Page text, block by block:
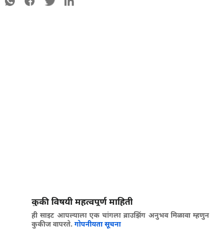
कुकी विषयी महत्वपूर्ण माहिती
ही साइट आपल्याला एक चांगला ब्राउझिंग अनुभव मिळावा म्हणुन
कुकीज वापरते. गोपनीयता सूचना